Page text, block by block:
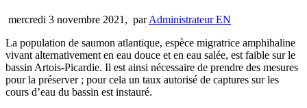
mercredi 3 novembre 2021 , parAdministrateur EN
La population de saumon atlantique, espèce migratrice amphihaline
vivant alternativement en eau douce et en eau salée, est faible sur le
bassin Artois-Picardie. Il est ainsi nécessaire de prendre des mesures
pour la préserver ; pour cela un taux autorisé de captures sur les
cours d’eau du bassin est instauré.